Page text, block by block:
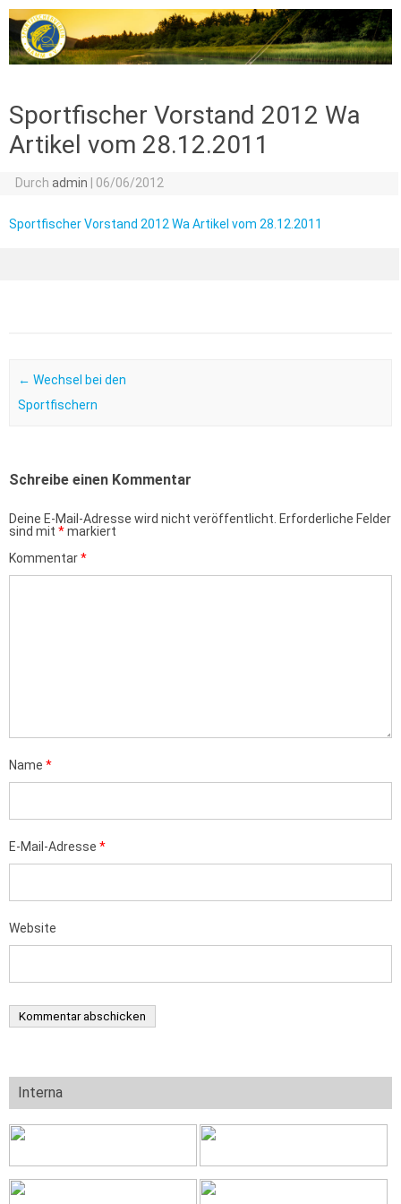
Sportfischer Vorstand 2012 Wa
Artikel vom 28.12.2011
Durch admin 06/06/2012
Sportfischer Vorstand 2012 Wa Artikel vom 28.12.2011
Post navigation
← Wechsel bei den
Sportfischern
Schreibe einen Kommentar
Deine E-Mail-Adresse wird nicht veröffentlicht. Erforderliche Felder
sind mit *markiert
Kommentar*
Name *
E-Mail-Adresse *
Website
Interna